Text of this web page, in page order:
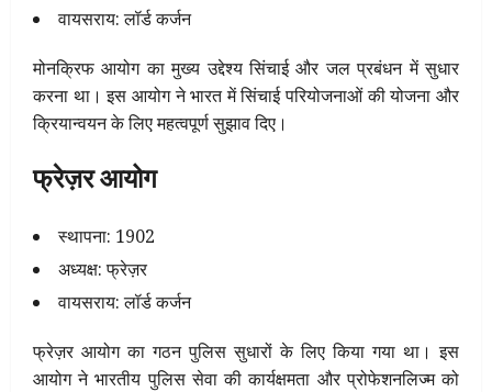
वायसराय: लॉर्ड कर्जन
मोनक्रिफ आयोग का मुख्य उद्देश्य सिंचाई और जल प्रबंधन में सुधार
करना था। इस आयोग ने भारत में सिंचाई परियोजनाओं की योजना और
क्रियान्वयन के लिए महत्वपूर्ण सुझाव दिए।
फ्रेज़र आयोग
स्थापना: 1902
अध्यक्ष: फ्रेज़र
वायसराय: लॉर्ड कर्जन
फ्रेज़र आयोग का गठन पुलिस सुधारों के लिए किया गया था। इस
आयोग ने भारतीय पुलिस सेवा की कार्यक्षमता और प्रोफेशनलिज्म को